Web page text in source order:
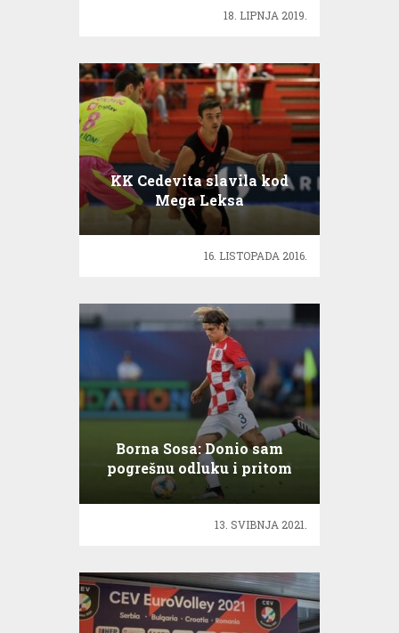
18. LIPNJA 2019.
KK Cedevita slavila kod
Mega Leksa
16. LISTOPADA 2016.
Borna Sosa: Donio sam
pogrešnu odluku i pritom
ispao naivan
13. SVIBNJA 2021.